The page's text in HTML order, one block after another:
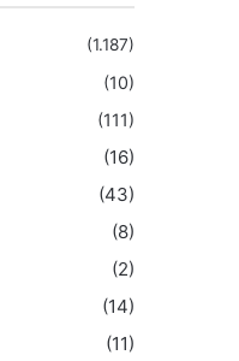
(1.187)
(10)
(111)
(16)
(43)
(8)
(2)
(14)
(11)